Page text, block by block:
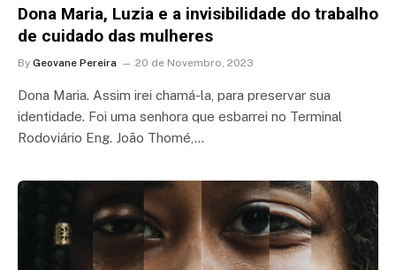
Dona Maria, Luzia e a invisibilidade do trabalho
de cuidado das mulheres
By Geovane Pereira 20 de Novembro, 2023
Dona Maria. Assim irei chamá-la, para preservar sua
identidade. Foi uma senhora que esbarrei no Terminal
Rodoviário Eng. João Thomé,…